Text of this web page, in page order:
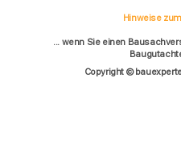
Hinweise
... wenn Sie einen
Copyright ©